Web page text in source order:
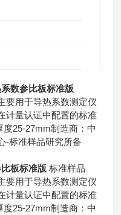
数参比板标准版
要用于导热系数测定仪
计量认证中配置的标准
度25-27mm制造商：中
-标准样品研究所备
板标准版 标准样品
要用于导热系数测定仪
计量认证中配置的标准
度25-27mm制造商：中